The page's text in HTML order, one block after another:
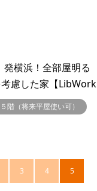
横浜！全部屋明る
慮した家【LibWork
階（将来平屋使い可）
3 4 5